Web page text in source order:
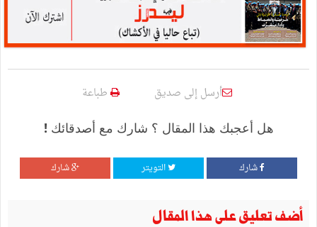
أرسل إلى صديق طباعة
هل أعجبك هذا المقال ؟ شارك مع أصدقائك !
شارك التويتر شارك
أضف تعليق على هذا المقال